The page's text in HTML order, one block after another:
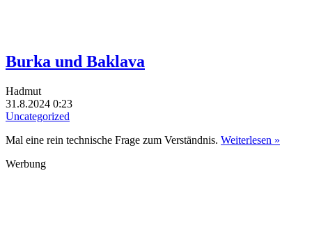
Burka und Baklava
Hadmut
31.8.2024 0:23
Uncategorized
Mal eine rein technische Frage zum Verständnis. Weiterlesen »
Werbung